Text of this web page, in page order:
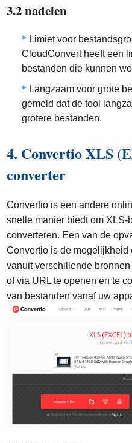
3.2 nadelen
Limiet voor
CloudConvert heeft een
bestanden die kunnen
Langzaam voor grote
gemeld dat de tool
grotere bestanden.
4. Convertio XLS
converter
Convertio is een andere
snelle manier biedt om XLS-
converteren. Een van de
Convertio is de mogelijkheid
vanuit verschillende
of via URL te openen en te
van bestanden vanaf uw